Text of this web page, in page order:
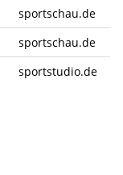
sportschau.de
sportschau.de
sportstudio.de